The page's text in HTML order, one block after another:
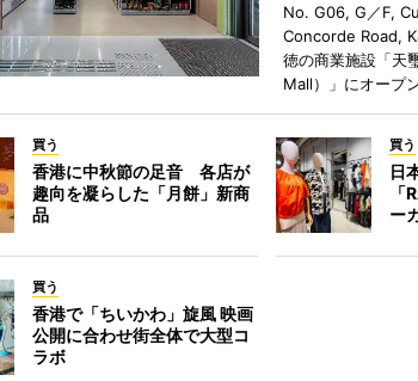
No. G06, G／F,
Concorde Road,
徳の商業施設「天
Mall）」にオープン
買う
香港に中秋節の足音 各店が
趣向を凝らした「月餅」新商
品
買う
日
ー
買う
香港で「ちいかわ」旋風 映画
公開に合わせ街全体で大型コ
ラボ